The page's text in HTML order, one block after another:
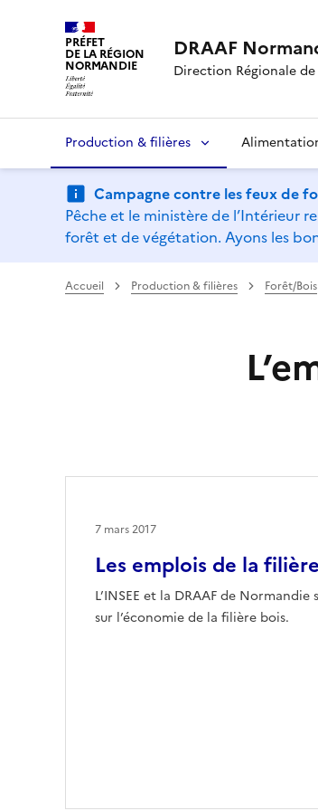
PRÉFET
DE LA RÉGION
NORMANDIE
DRAAF
Direction Régionale
Production & filières
Campagne contre les feux de
Pêche et le ministère de l’Intérieur
forêt et de végétation. Ayons les
Accueil Production & filières Forêt/Bois
Les emplois de la
L’INSEE et la DRAAF de
sur l’économie de la filière bois.
7 mars 2017